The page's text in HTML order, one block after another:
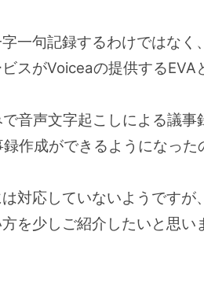
一句記録するわけではなく
スがVoiceaの提供するEVA
音声文字起こしによる議事
作成ができるようになった
対応していないようです
を少しご紹介したいと思い